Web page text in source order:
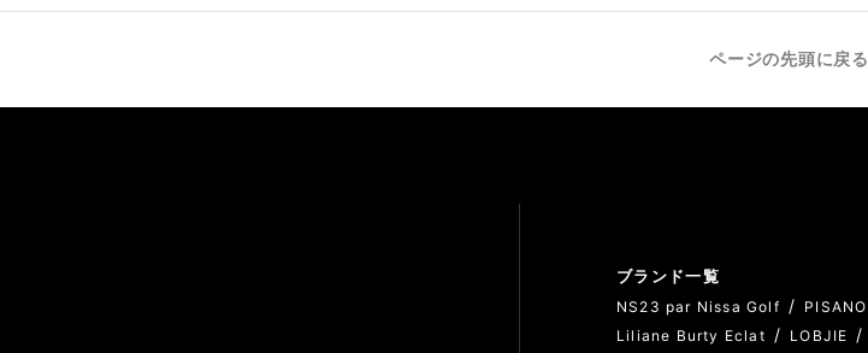
ページの先頭に戻る
ブランド一覧
NS23 par Nissa Golf PISANO
Liliane Burty Eclat
LOBJIE